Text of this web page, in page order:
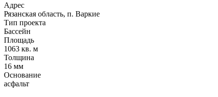
Адрес
Рязанская область, п. Варкие
Тип проекта
Бассейн
Площадь
1063 кв. м
Толщина
16 мм
Основание
асфальт